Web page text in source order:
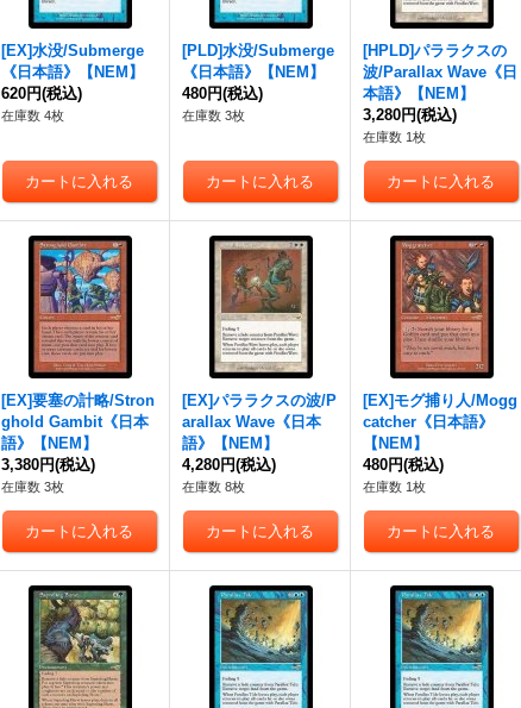
[EX]水没/Submerge
《日本語》【NEM】
620円(税込)
在庫数 4枚
[PLD]水没/Submerge
《日本語》【NEM】
480円(税込)
在庫数 3枚
[HPLD]パララクスの
波/Parallax Wave《日
本語》【NEM】
3,280円(税込)
在庫数 1枚
[EX]要塞の計略/Stron
ghold Gambit《日本
語》【NEM】
3,380円(税込)
在庫数 3枚
[EX]パララクスの波/P
arallax Wave《日本
語》【NEM】
4,280円(税込)
在庫数 8枚
[EX]モグ捕り人/Mogg
catcher《日本語》
【NEM】
480円(税込)
在庫数 1枚